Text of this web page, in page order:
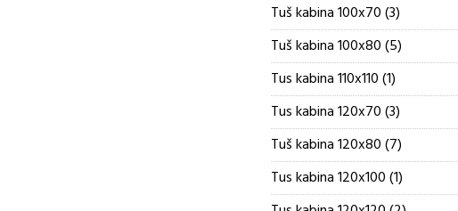
Tuš kabina 100x70 33
proizvoda
Tuš kabina 100x80 55
proizvoda
Tus kabina 110x110 11
proizvod
Tus kabina 120x70 33
proizvoda
Tuš kabina 120x80 77
proizvoda
Tus kabina 120x100 11
proizvod